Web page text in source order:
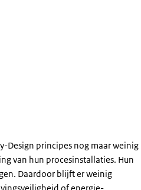
Design principes nog maar weinig
van hun procesinstallaties. Hun
Daardoor blijft er weinig